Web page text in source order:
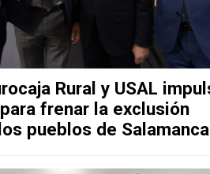
Rural y USAL
frenar la exclusión
pueblos de Salamanca